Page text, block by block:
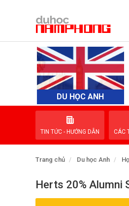
DU HỌC ANH
TIN TỨC - HƯỚNG DẪN CÁC
Trang chủ Du học Anh
Herts 20% Alumni
TRANG CHỦ
QUỐC GIA
EVENTS
LIÊN HỆ